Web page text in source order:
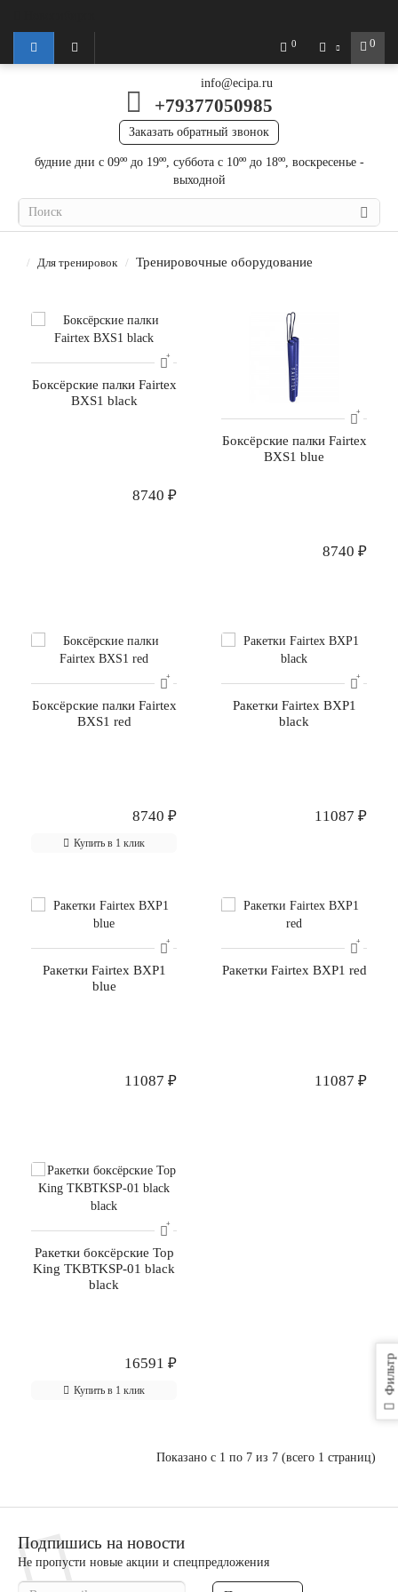
0
0
info@ecipa.ru
+79377050985
Заказать обратный звонок
будние дни с 09ºº до 19ºº, суббота с 10ºº до 18ºº, воскресенье -
выходной
Для тренировок Тренировочные оборудование
Фильтр
Боксёрские палки Fairtex
BXS1 black
8740 ₽
Боксёрские палки Fairtex
BXS1 blue
8740 ₽
Боксёрские палки Fairtex
BXS1 red
8740 ₽
Купить в 1 клик
Ракетки Fairtex BXP1
black
11087 ₽
Ракетки Fairtex BXP1
blue
11087 ₽
Ракетки Fairtex BXP1 red
11087 ₽
Ракетки боксёрские Top
King TKBTKSP-01 black
black
16591 ₽
Купить в 1 клик
Показано с 1 по 7 из 7 (всего 1 страниц)
Подпишись на новости
Не пропусти новые акции и спецпредложения